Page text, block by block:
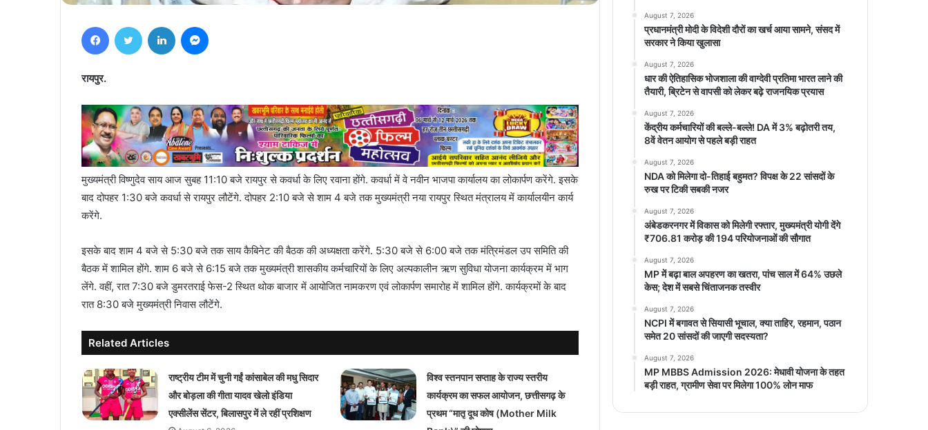
रायपुर.
मुख्यमंत्री विष्णुदेव साय आज सुबह 11:10 बजे रायपुर से कवर्धा के लिए रवाना होंगे. कवर्धा में वे नवीन भाजपा कार्यालय का लोकार्पण करेंगे. इसके
बाद दोपहर 1:30 बजे कवर्धा से रायपुर लौटेंगे. दोपहर 2:10 बजे से शाम 4 बजे तक मुख्यमंत्री नया रायपुर स्थित मंत्रालय में कार्यालयीन कार्य
करेंगे.
इसके बाद शाम 4 बजे से 5:30 बजे तक साय कैबिनेट की बैठक की अध्यक्षता करेंगे. 5:30 बजे से 6:00 बजे तक मंत्रिमंडल उप समिति की
बैठक में शामिल होंगे. शाम 6 बजे से 6:15 बजे तक मुख्यमंत्री शासकीय कर्मचारियों के लिए अल्पकालीन ऋण सुविधा योजना कार्यक्रम में भाग
लेंगे. वहीं, रात 7:30 बजे डुमरतराई फेस-2 स्थित थोक बाजार में आयोजित नामकरण एवं लोकार्पण समारोह में शामिल होंगे. कार्यक्रमों के बाद
रात 8:30 बजे मुख्यमंत्री निवास लौटेंगे.
Related Articles
राष्ट्रीय टीम में चुनी गईं कांसाबेल की मधु सिदार
और बोड़ला की गीता यादव खेलो इंडिया
एक्सीलेंस सेंटर, बिलासपुर में ले रहीं प्रशिक्षण
विश्व स्तनपान सप्ताह के राज्य स्तरीय
कार्यक्रम का सफल आयोजन, छत्तीसगढ़ के
प्रथम “मातृ दूध कोष (Mother Milk
August 7, 2026
प्रधानमंत्री मोदी के विदेशी दौरों का खर्च आया सामने, संसद में
सरकार ने किया खुलासा
August 7, 2026
धार की ऐतिहासिक भोजशाला की वाग्देवी प्रतिमा भारत लाने की
तैयारी, ब्रिटेन से वापसी को लेकर बढ़े राजनयिक प्रयास
August 7, 2026
केंद्रीय कर्मचारियों की बल्ले-बल्ले! DA में 3% बढ़ोतरी तय,
8वें वेतन आयोग से पहले बड़ी राहत
August 7, 2026
NDA को मिलेगा दो-तिहाई बहुमत? विपक्ष के 22 सांसदों के
रुख पर टिकी सबकी नजर
August 7, 2026
अंबेडकरनगर में विकास को मिलेगी रफ्तार, मुख्यमंत्री योगी देंगे
₹706.81 करोड़ की 194 परियोजनाओं की सौगात
August 7, 2026
MP में बढ़ा बाल अपहरण का खतरा, पांच साल में 64% उछले
केस; देश में सबसे चिंताजनक तस्वीर
August 7, 2026
NCPI में बगावत से सियासी भूचाल, क्या ताहिर, रहमान, पठान
समेत 20 सांसदों की जाएगी सदस्यता?
August 7, 2026
MP MBBS Admission 2026: मेधावी योजना के तहत
बड़ी राहत, ग्रामीण सेवा पर मिलेगा 100% लोन माफ